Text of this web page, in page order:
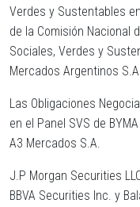
Verdes y Sustentables
de la Comisión Nacional
Sociales, Verdes y
Mercados Argentinos
Las Obligaciones
en el Panel SVS de
A3 Mercados S.A.
J.P Morgan Securities
BBVA Securities Inc. y